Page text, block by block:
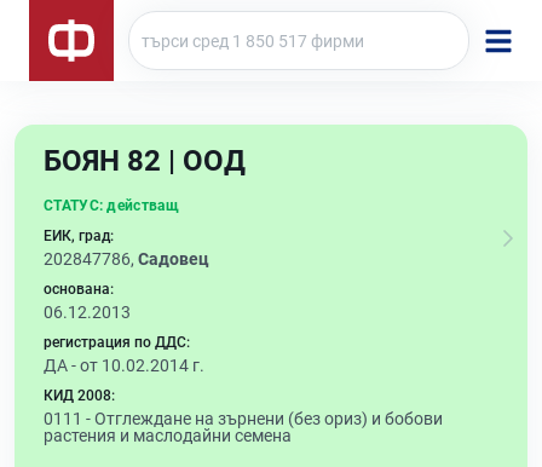
БОЯН 82 | ООД
СТАТУС: действащ
ЕИК, град:
202847786, Садовец
основана:
06.12.2013
регистрация по ДДС:
ДА - от 10.02.2014 г.
КИД 2008:
0111 -Отглеждане на зърнени (без ориз) и бобови
растения и маслодайни семена